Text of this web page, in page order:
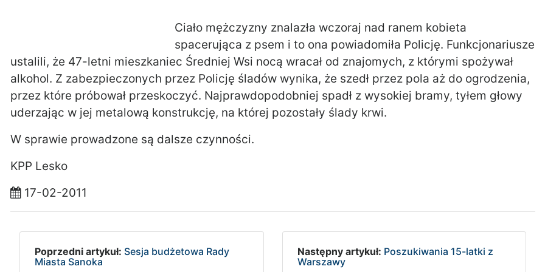
Ciało mężczyzny znalazła wczoraj nad ranem kobieta
spacerująca z psem i to ona powiadomiła Policję. Funkcjonariusze
ustalili, że 47-letni mieszkaniec Średniej Wsi nocą wracał od znajomych, z którymi spożywał
alkohol. Z zabezpieczonych przez Policję śladów wynika, że szedł przez pola aż do ogrodzenia,
przez które próbował przeskoczyć. Najprawdopodobniej spadł z wysokiej bramy, tyłem głowy
uderzając w jej metalową konstrukcję, na której pozostały ślady krwi.
W sprawie prowadzone są dalsze czynności.
KPP Lesko
17-02-2011
Poprzedni artykuł: Sesja budżetowa Rady
Miasta Sanoka
Następny artykuł: Poszukiwania 15-latki z
Warszawy